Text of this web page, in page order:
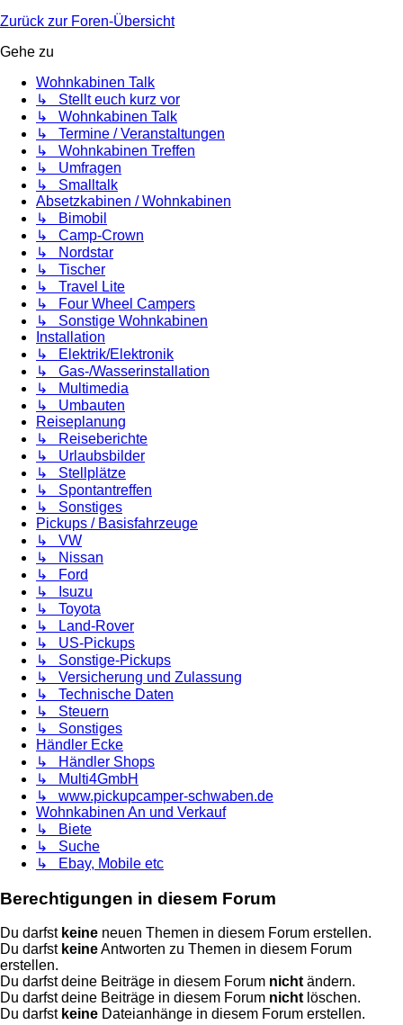
Zurück zur Foren-Übersicht
Gehe zu
Wohnkabinen Talk
↳ Stellt euch kurz vor
↳ Wohnkabinen Talk
↳ Termine / Veranstaltungen
↳ Wohnkabinen Treffen
↳ Umfragen
↳ Smalltalk
Absetzkabinen / Wohnkabinen
↳ Bimobil
↳ Camp-Crown
↳ Nordstar
↳ Tischer
↳ Travel Lite
↳ Four Wheel Campers
↳ Sonstige Wohnkabinen
Installation
↳ Elektrik/Elektronik
↳ Gas-/Wasserinstallation
↳ Multimedia
↳ Umbauten
Reiseplanung
↳ Reiseberichte
↳ Urlaubsbilder
↳ Stellplätze
↳ Spontantreffen
↳ Sonstiges
Pickups / Basisfahrzeuge
↳ VW
↳ Nissan
↳ Ford
↳ Isuzu
↳ Toyota
↳ Land-Rover
↳ US-Pickups
↳ Sonstige-Pickups
↳ Versicherung und Zulassung
↳ Technische Daten
↳ Steuern
↳ Sonstiges
Händler Ecke
↳ Händler Shops
↳ Multi4GmbH
↳ www.pickupcamper-schwaben.de
Wohnkabinen An und Verkauf
↳ Biete
↳ Suche
↳ Ebay, Mobile etc
Berechtigungen in diesem Forum
Du darfst keine neuen Themen in diesem Forum erstellen.
Du darfst keineAntworten zu Themen in diesem Forum
erstellen.
Du darfst deine Beiträge in diesem Forum nichtändern.
Du darfst deine Beiträge in diesem Forum nichtlöschen.
Du darfst keine Dateianhänge in diesem Forum erstellen.